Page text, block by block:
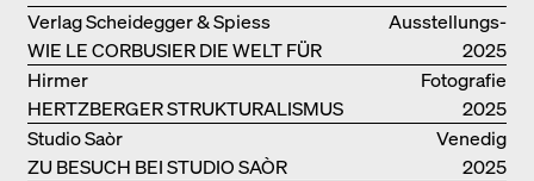
PODIUMSDISKUSSION FREI OTTO
Ausstellungs­
kataloge
WIE LE CORBUSIER DIE WELT FÜR
SICH ORDNET
Verlag Scheidegger & Spiess
2025
Fotografie
HERTZBERGER STRUKTURALISMUS
Hirmer
2025
Venedig
ZU BESUCH BEI STUDIO SAÒR
Studio Saòr
2025